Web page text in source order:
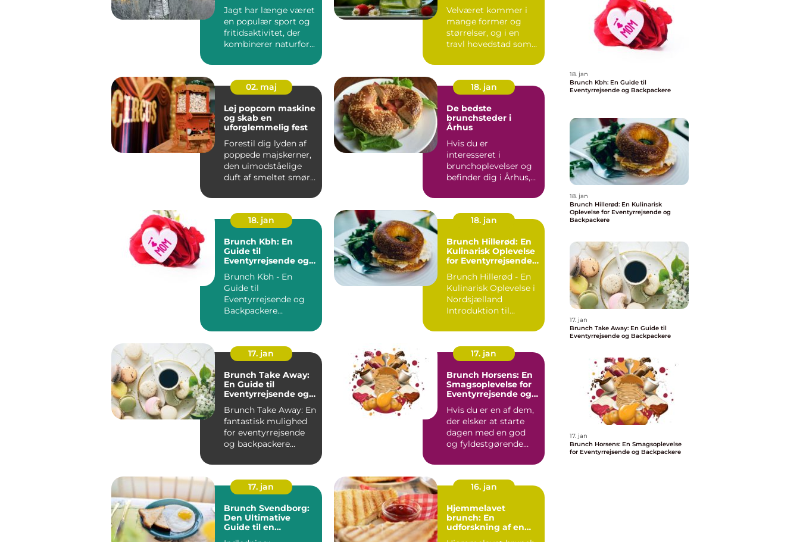
Jagt har længe været
en populær sport og
fritidsaktivitet, der
kombinerer naturfor...
Velværet kommer i
mange former og
størrelser, og i en
travl hovedstad som
behovet for ...
02. maj
Lej popcorn maskine
og skab en
uforglemmelig fest
Forestil dig lyden af
poppede majskerner,
den uimodståelige
duft af smeltet smør
18. jan
De bedste
brunchsteder i
Århus
Hvis du er
interesseret i
brunchoplevelser og
befinder dig i Århus,
Denne artikel v...
18. jan
Brunch Kbh: En
Guide til
Eventyrrejsende og
Brunch Kbh - En
Guide til
Eventyrrejsende og
Backpackere
Brunch Kbh ...
18. jan
Brunch Hillerød: En
Kulinarisk Oplevelse
for Eventyrrejsende
Brunch Hillerød - En
Kulinarisk Oplevelse i
Nordsjælland
Introduktion til
17. jan
Brunch Take Away:
En Guide til
Eventyrrejsende og
Brunch Take Away: En
fantastisk mulighed
for eventyrrejsende
og backpackere
brunc...
17. jan
Brunch Horsens: En
Smagsoplevelse for
Eventyrrejsende og
Hvis du er en af dem,
der elsker at starte
dagen med en god
og fyldestgørende
...
17. jan
Brunch Svendborg:
Den Ultimative
Guide til en
16. jan
Hjemmelavet
brunch: En
udforskning af en
18. jan
Brunch Kbh: En Guide til
Eventyrrejsende og Backpackere
18. jan
Brunch Hillerød: En Kulinarisk
Oplevelse for Eventyrrejsende og
Backpackere
17. jan
Brunch Take Away: En Guide til
Eventyrrejsende og Backpackere
17. jan
Brunch Horsens: En Smagsoplevelse
for Eventyrrejsende og Backpackere